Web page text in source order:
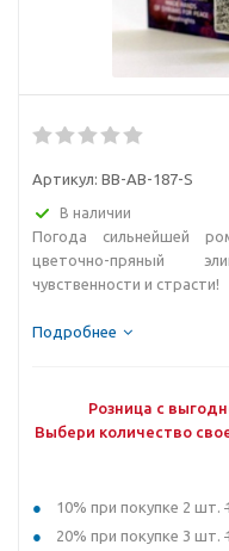
Артикул: BB-AB-187-S
В наличии
Погода сильнейшей
цветочно-пряный
чувственности и страсти!
Подробнее
Розница с
Выбери количество
10% при покупке 2 шт.
20% при покупке 3 шт.